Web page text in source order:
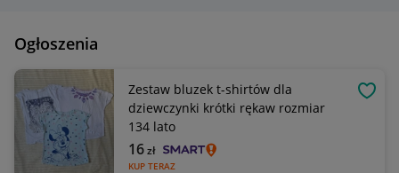
Ogłoszenia
Zestaw bluzek t-shirtów dla
dziewczynki krótki rękaw rozmiar
134 lato
KUP TERAZ
16zł